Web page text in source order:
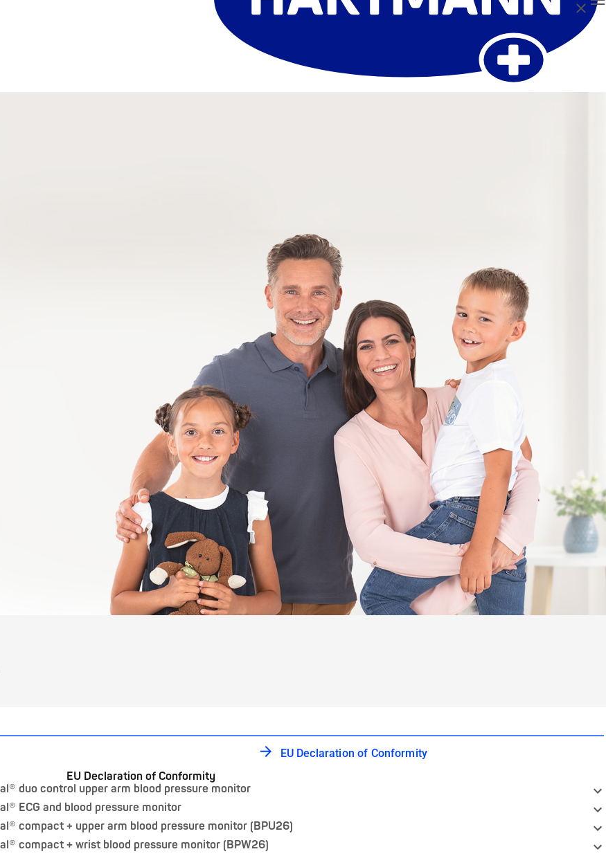
Fermer
EU Declaration of Conformity
EU Declaration of Conformity
duo control upper arm blood pressure monitor
ECG and blood pressure monitor
compact + upper arm blood pressure monitor (BPU26)
compact + wrist blood pressure monitor (BPW26)